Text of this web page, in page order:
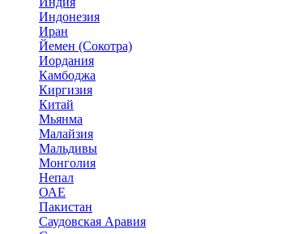
Индонезия
Иран
Йемен (Сокотра)
Иордания
Камбоджа
Киргизия
Китай
Мьянма
Малайзия
Мальдивы
Монголия
Непал
ОАЕ
Пакистан
Саудовская Аравия